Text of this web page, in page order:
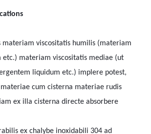
catons
materiam viscositatis humilis (materiam
etc.) materiam viscositatis mediae (ut
liquidum etc.) implere potest,
cum cisterna materiae rudis
ex illa cisterna directe absorbere
ex chalybe inoxidabili 304 ad